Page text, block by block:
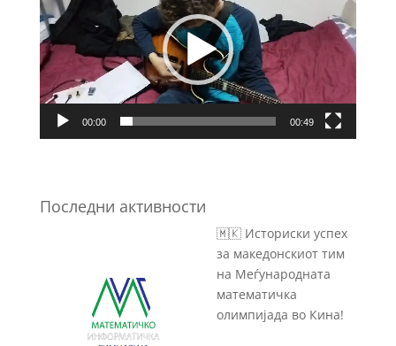
00:00 00:49
Последни активности
🇲🇰 Историски успех
за македонскиот тим
на Меѓународната
математичка
олимпијада во Кина!